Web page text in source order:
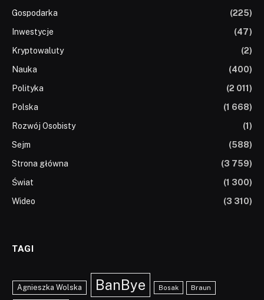
Gospodarka
(225)
Inwestycje
(47)
Kryptowaluty
(2)
Nauka
(400)
Polityka
(2 011)
Polska
(1 668)
Rozwój Osobisty
(1)
Sejm
(588)
Strona główna
(3 759)
Świat
(1 300)
Wideo
(3 310)
TAGI
Agnieszka Wolska BanBye Bosak Braun